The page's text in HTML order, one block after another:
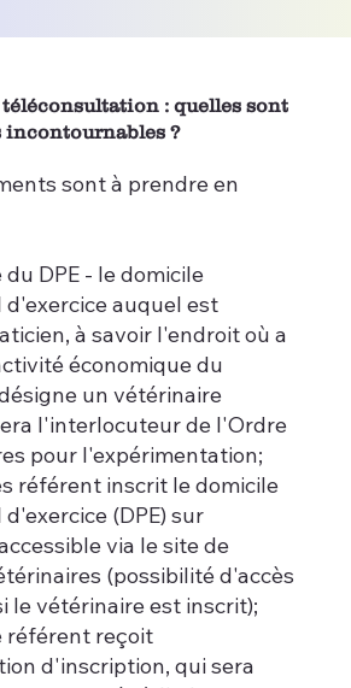
: quelles sont
?
sont à prendre en
DPE - le domicile
auquel est
à savoir l'endroit où a
économique du
un vétérinaire
l'interlocuteur de l'Ordre
pour l'expérimentation;
référent inscrit le domicile
(DPE) sur
via le site de
(possibilité d'accès
le vétérinaire est inscrit);
référent reçoit
d'inscription, qui sera